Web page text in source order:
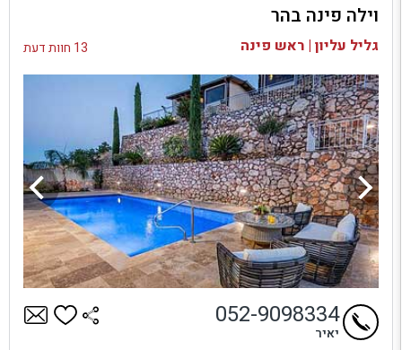
בדיקת זמינות ומחירים
וילה פינה בהר
גליל עליון | ראש פינה 13 חוות דעת
052-9098334
יאיר